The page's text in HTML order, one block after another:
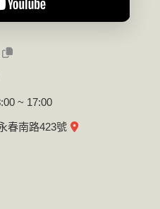
~ 17:00
春南路423號